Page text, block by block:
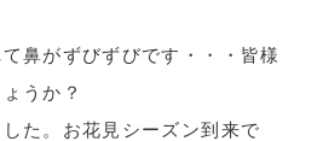
鼻がずびずびです・・・皆様
うか？
た。お花見シーズン到来で